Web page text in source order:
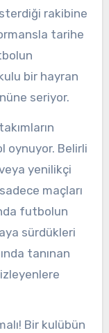
rakibine
tarihe
bir hayran
seriyor.
oynuyor. Belirli
yenilikçi
maçları
futbolun
sürdükleri
tanınan
Bir kulübün